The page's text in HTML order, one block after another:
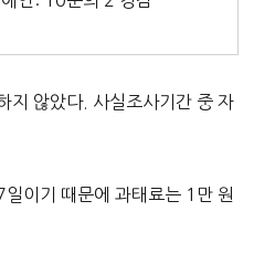
지 않았다. 사실조사기간 중 자
이기 때문에 과태료는 1만 원